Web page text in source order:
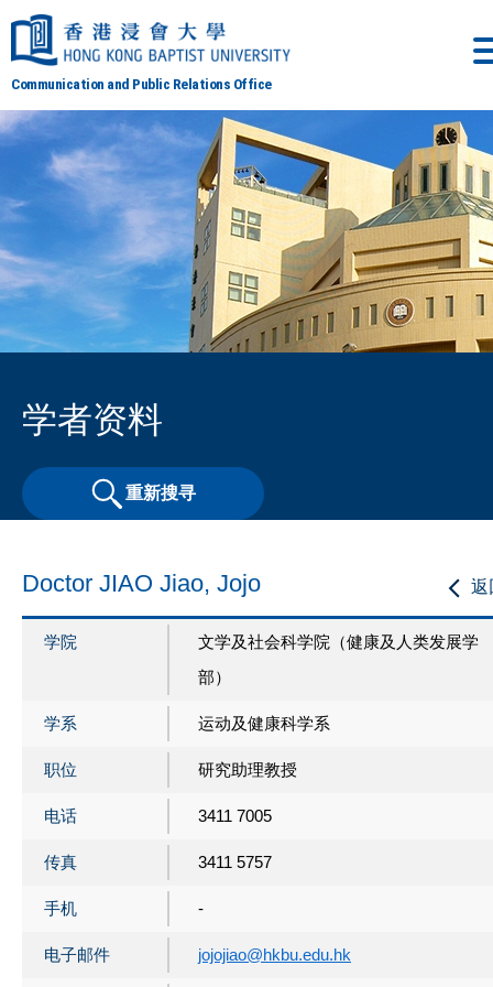
Communication and Public Relations Office
学者资料
重新搜寻
返
Doctor JIAO Jiao, Jojo
学院
文学及社会科学院（健康及人类发展学
部）
学系 运动及健康科学系
职位 研究助理教授
电话 3411 7005
传真 3411 5757
手机 -
电子邮件 jojojiao@hkbu.edu.hk